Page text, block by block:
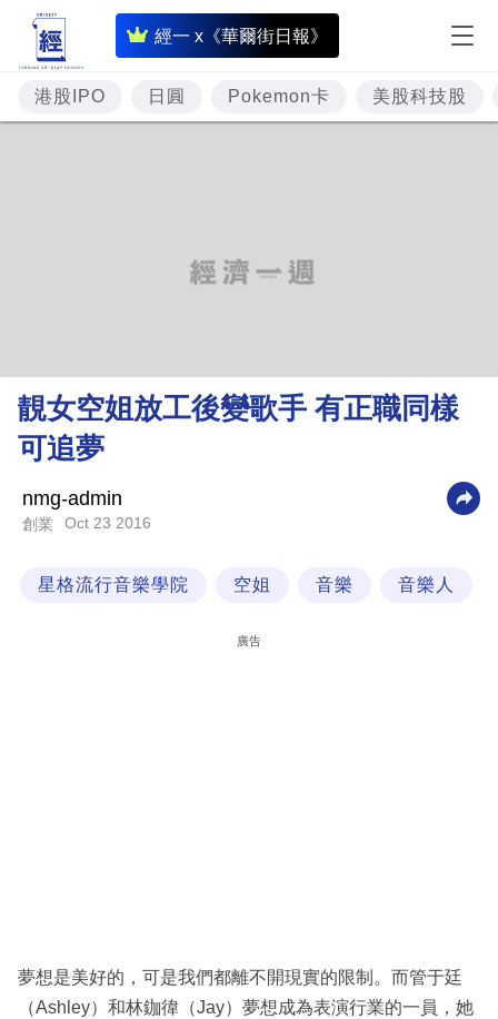
經一 x《華爾街日報》
即
時
財
經
理
財
科
區
港股IPO 日圓 Pokemon卡 美股科技股
靚女空姐放工後變歌手 有正職同樣
可追夢
nmg-admin
創業 Oct 23 2016
星格流行音樂學院 空姐 音樂 音樂人
廣告
夢想是美好的，可是我們都離不開現實的限制。而管于廷
（Ashley）和林鉫徫（Jay）夢想成為表演行業的一員，她